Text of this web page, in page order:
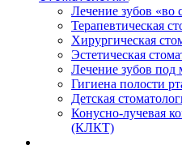
Лечение зубов «во
Терапевтическая
Хирургическая
Эстетическая
Лечение зубов под
Гигиена полости
Детская
Конусно-лучевая
(КЛКТ)